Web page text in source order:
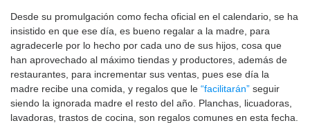
Desde su promulgación como fecha oficial en el calendario, se ha
insistido en que ese día, es bueno regalar a la madre, para
agradecerle por lo hecho por cada uno de sus hijos, cosa que
han aprovechado al máximo tiendas y productores, además de
restaurantes, para incrementar sus ventas, pues ese día la
madre recibe una comida, y regalos que le “facilitarán” seguir
siendo la ignorada madre el resto del año. Planchas, licuadoras,
lavadoras, trastos de cocina, son regalos comunes en esta fecha.